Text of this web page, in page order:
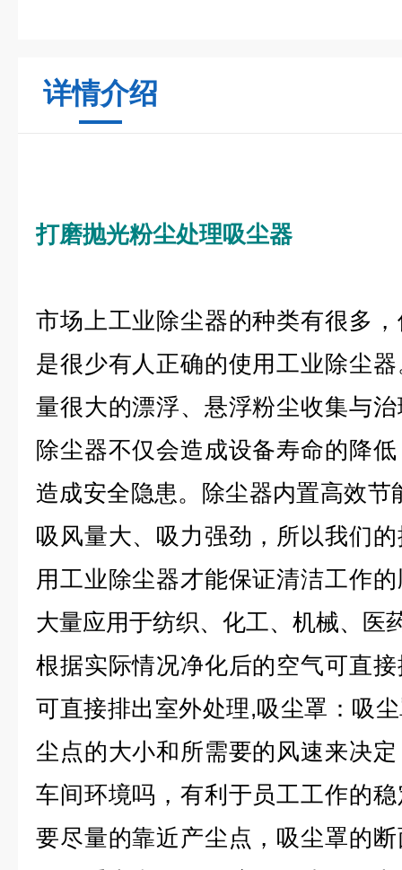
详情介绍
打磨抛光粉尘处理吸尘器
市场上工业除尘器的种类有很多
是很少有人正确的使用工业除尘
量很大的漂浮、悬浮粉尘收集与
除尘器不仅会造成设备寿命的降
造成安全隐患。除尘器内置高效节
吸风量大、吸力强劲，所以我们
用工业除尘器才能保证清洁工作
大量应用于纺织、化工、机械、医
根据实际情况净化后的空气可直
可直接排出室外处理,吸尘罩：吸
尘点的大小和所需要的风速来决
车间环境吗，有利于员工工作的
要尽量的靠近产尘点，吸尘罩的